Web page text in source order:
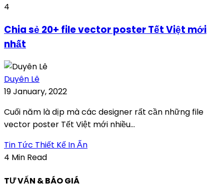
4
Chia sẻ 20+ file vector poster Tết Việt mới
nhất
Duyên Lê
19 January, 2022
Cuối năm là dịp mà các designer rất cần những file
vector poster Tết Việt mới nhiều...
Tin Tức Thiết Kế In Ấn
4 Min Read
TƯ VẤN & BÁO GIÁ